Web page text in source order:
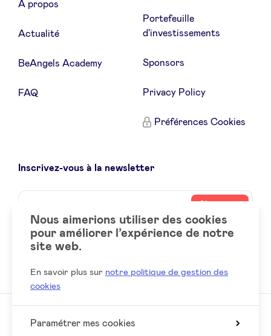
À propos
Actualité
BeAngels Academy
FAQ
Portefeuille
d'investissements
Sponsors
Privacy Policy
Préférences Cookies
Inscrivez-vous à la newsletter
Name
Votre
email
Social
LinkedIn
Nous aimerions utiliser des cookies
pour améliorer l’expérience de notre
site web.
En savoir plus sur notre politique de gestion des
cookies
Paramétrer mes cookies